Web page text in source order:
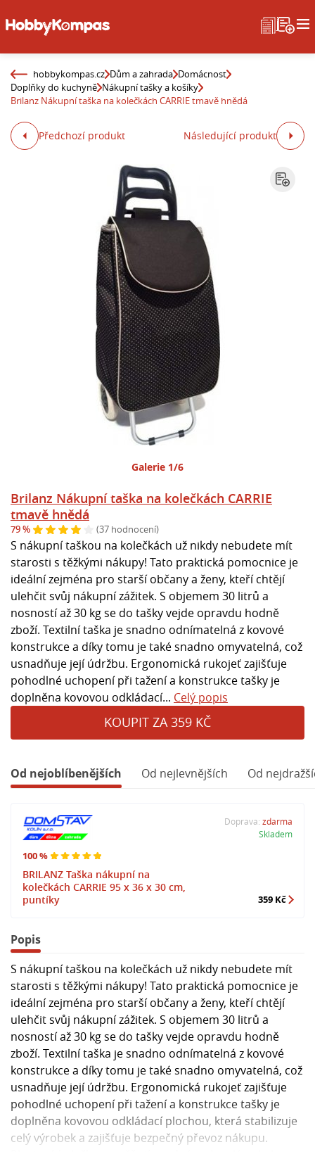
hobbykompas.cz Dům a zahrada Domácnost
Doplňky do kuchyně Nákupní tašky a košíky
Brilanz Nákupní taška na kolečkách CARRIE tmavě hnědá
Předchozí produkt Následující produkt
Galerie 1/6
Brilanz Nákupní taška na kolečkách CARRIE
tmavě hnědá
79 % (37 hodnocení)
S nákupní taškou na kolečkách už nikdy nebudete mít
starosti s těžkými nákupy! Tato praktická pomocnice je
ideální zejména pro starší občany a ženy, kteří chtějí
ulehčit svůj nákupní zážitek. S objemem 30 litrů a
nosností až 30 kg se do tašky vejde opravdu hodně
zboží. Textilní taška je snadno odnímatelná z kovové
konstrukce a díky tomu je také snadno omyvatelná, což
usnadňuje její údržbu. Ergonomická rukojeť zajišťuje
pohodlné uchopení při tažení a konstrukce tašky je
doplněna kovovou odkládací... Celý popis
KOUPIT ZA 359 KČ
Od nejoblíbenějších Od nejlevnějších Od
100 %
BRILANZ Taška nákupní na
kolečkách CARRIE 95 x 36 x 30 cm,
puntíky
Doprava: zdarma
Skladem
359 Kč
Popis
S nákupní taškou na kolečkách už nikdy nebudete mít
starosti s těžkými nákupy! Tato praktická pomocnice je
ideální zejména pro starší občany a ženy, kteří chtějí
ulehčit svůj nákupní zážitek. S objemem 30 litrů a
nosností až 30 kg se do tašky vejde opravdu hodně
zboží. Textilní taška je snadno odnímatelná z kovové
konstrukce a díky tomu je také snadno omyvatelná, což
usnadňuje její údržbu. Ergonomická rukojeť zajišťuje
pohodlné uchopení při tažení a konstrukce tašky je
doplněna kovovou odkládací plochou, která stabilizuje
celý výrobek a zajišťuje bezpečný převoz nákupu.